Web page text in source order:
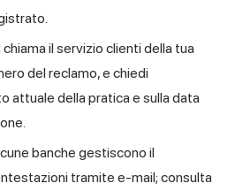
chiama il servizio clienti della tua
del reclamo, e chiedi
attuale della pratica e sulla data
banche gestiscono il
tramite e-mail; consulta